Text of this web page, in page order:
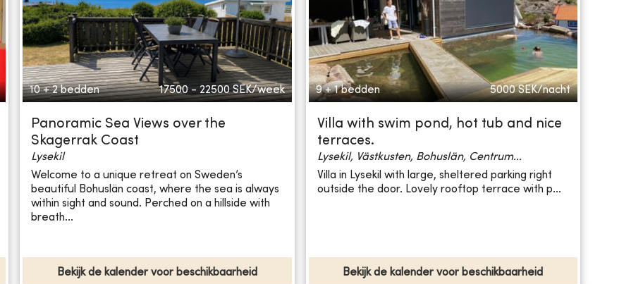
10 + 2 bedden 17500 - 22500 SEK/week
Panoramic Sea Views over the
Skagerrak Coast
Lysekil
Welcome to a unique retreat on Sweden’s
beautiful Bohuslän coast, where the sea is always
within sight and sound. Perched on a hillside with
breath...
Bekijk de kalender voor beschikbaarheid
9 + 1 bedden 5000 SEK/nacht
Villa with swim pond, hot tub and nice
terraces.
Lysekil, Västkusten, Bohuslän, Centrum...
Villa in Lysekil with large, sheltered parking right
outside the door. Lovely rooftop terrace with p...
Bekijk de kalender voor beschikbaarheid